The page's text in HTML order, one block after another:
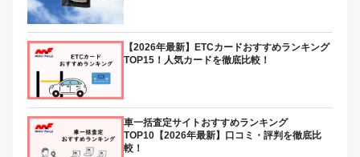
【2026年最新】ETCカードおすすめランキング
TOP15！人気カードを徹底比較！
車一括査定サイトおすすめランキング
TOP10【2026年最新】口コミ・評判を徹底比
較！